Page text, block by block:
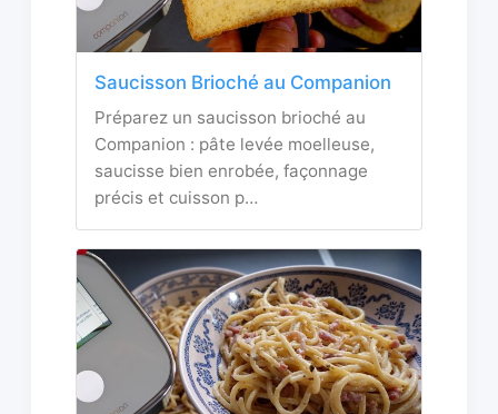
Saucisson Brioché au Companion
Préparez un saucisson brioché au
Companion : pâte levée moelleuse,
saucisse bien enrobée, façonnage
précis et cuisson p…